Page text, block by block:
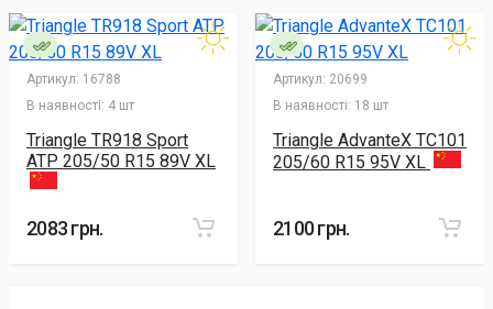
Артикул: 16788
В наявності: 4 шт
Triangle TR918 Sport
ATP 205/50 R15 89V XL
2083 грн.
Артикул: 20699
В наявності: 18 шт
Triangle AdvanteX TC101
205/60 R15 95V XL
2100 грн.